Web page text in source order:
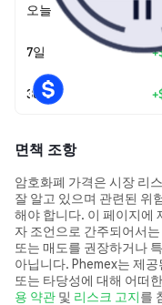
오늘
7일 +
30일 +
면책 조항
암호화폐 가격은 시장 리
잘 알고 있으며 관련된 위
해야 합니다. 이 페이지에
자 조언으로 간주되어서
또는 매도를 권장하거나
아닙니다. Phemex는 제
또는 타당성에 대해 어떠
용 약관 및 리스크 고지를